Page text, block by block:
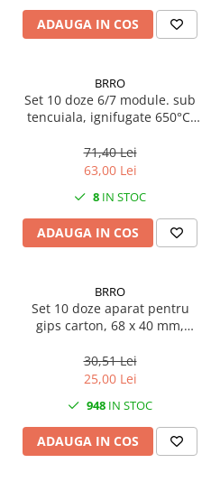
ADAUGA IN COS
BRRO
Set 10 doze 6/7 module. sub
tencuiala, ignifugate 650°C,
71,40 Lei
63,00 Lei
8 IN STOC
ADAUGA IN COS
BRRO
Set 10 doze aparat pentru
gips carton, 68 x 40 mm,
free
30,51 Lei
25,00 Lei
948 IN STOC
ADAUGA IN COS